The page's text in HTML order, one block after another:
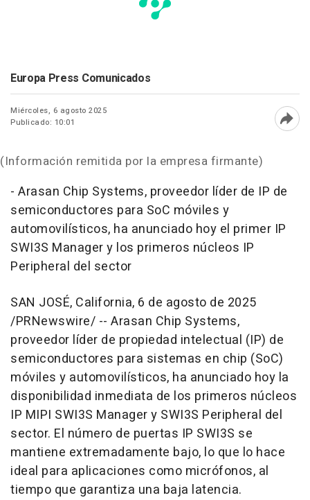
Europa Press Comunicados
Miércoles, 6 agosto 2025
Publicado: 10:01
(Información remitida por la empresa firmante)
- Arasan Chip Systems, proveedor líder de IP de
semiconductores para SoC móviles y
automovilísticos, ha anunciado hoy el primer IP
SWI3S Manager y los primeros núcleos IP
Peripheral del sector
SAN JOSÉ, California, 6 de agosto de 2025
/PRNewswire/ -- Arasan Chip Systems,
proveedor líder de propiedad intelectual (IP) de
semiconductores para sistemas en chip (SoC)
móviles y automovilísticos, ha anunciado hoy la
disponibilidad inmediata de los primeros núcleos
IP MIPI SWI3S Manager y SWI3S Peripheral del
sector. El número de puertas IP SWI3S se
mantiene extremadamente bajo, lo que lo hace
ideal para aplicaciones como micrófonos, al
tiempo que garantiza una baja latencia.